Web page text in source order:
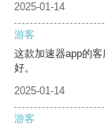
2025-01-14
游客
这款加速器app的
好。
2025-01-14
游客